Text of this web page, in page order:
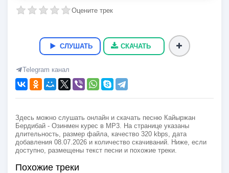
Оцените трек
СЛУШАТЬ СКАЧАТЬ
Telegram канал
Здесь можно слушать онлайн и скачать песню Кайыржан
Бердибай - Озинмен курес в MP3. На странице указаны
длительность, размер файла, качество 320 kbps, дата
добавления 08.07.2026 и количество скачиваний. Ниже, если
доступно, размещены текст песни и похожие треки.
Похожие треки